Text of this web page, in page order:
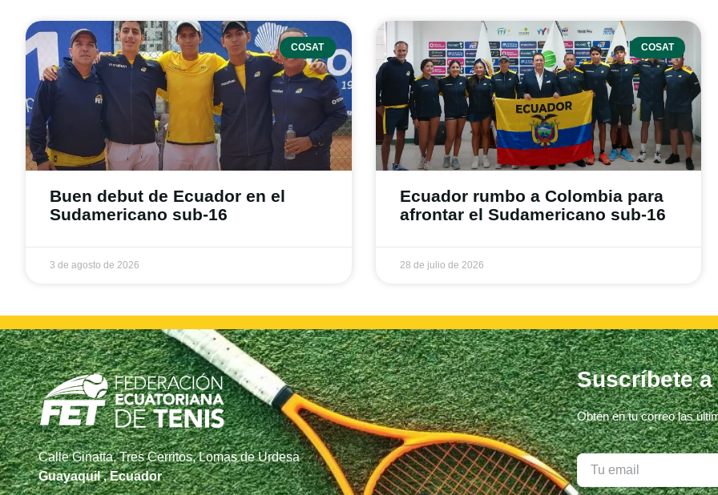
COSAT
Buen debut de Ecuador en el
Sudamericano sub-16
3 de agosto de 2026
COSAT
Ecuador rumbo a Colombia para
afrontar el Sudamericano sub-16
28 de julio de 2026
Calle Ginatta, Tres Cerritos, Lomas de Urdesa
Guayaquil , Ecuador
Suscríbete
Obtén en tu correo las